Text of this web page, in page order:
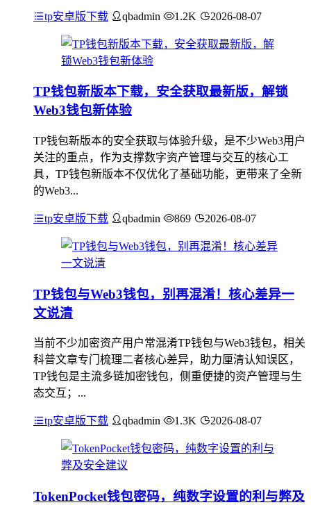
tp安卓版下载 qbadmin 1.2K 2026-08-07
TP钱包新版本下载，安全获取最新版，解锁
Web3钱包新体验
TP钱包新版本的安全获取与体验升级，是不少Web3用户
关注的重点，作为支撑数字资产管理与交互的核心工
具，TP钱包新版本不仅优化了基础功能，更带来了全新
的Web3...
tp安卓版下载 qbadmin 869 2026-08-07
TP钱包与Web3钱包，别再混淆！核心差异一
文说清
当前不少加密资产用户常混淆TP钱包与Web3钱包，相关
科普文章专门梳理二者核心差异，助力厘清认知误区，
TP钱包是主流多链加密钱包，侧重便捷的资产管理与生
态交互；...
tp安卓版下载 qbadmin 1.3K 2026-08-07
TokenPocket钱包密码，纯数字设置的利与弊及